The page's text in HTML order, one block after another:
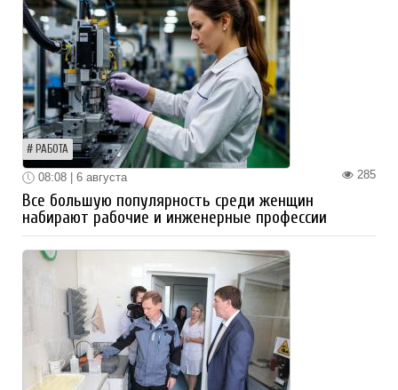
РАБОТА
285
08:08 | 6 августа
Все большую популярность среди женщин
набирают рабочие и инженерные профессии